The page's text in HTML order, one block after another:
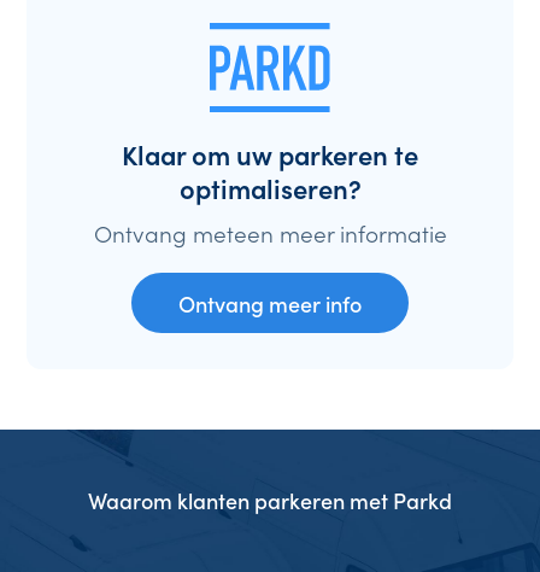
Klaar om uw parkeren te
optimaliseren?
Ontvang meteen meer informatie
Ontvang meer info
Waarom klanten parkeren met Parkd